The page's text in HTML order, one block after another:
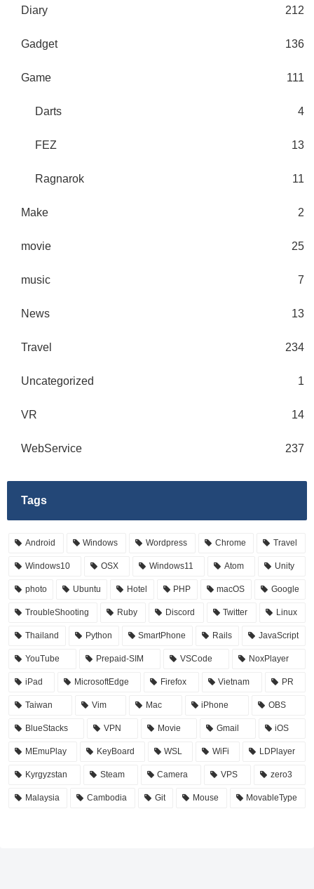
Diary 212
Gadget 136
Game 111
Darts 4
FEZ 13
Ragnarok 11
Make 2
movie 25
music 7
News 13
Travel 234
Uncategorized 1
VR 14
WebService 237
Tags
Android Windows Wordpress Chrome Travel
Windows10 OSX Windows11 Atom Unity
photo Ubuntu Hotel PHP macOS Google
TroubleShooting Ruby Discord Twitter Linux
Thailand Python SmartPhone Rails JavaScript
YouTube Prepaid-SIM VSCode NoxPlayer
iPad MicrosoftEdge Firefox Vietnam PR
Taiwan Vim Mac iPhone OBS
BlueStacks VPN Movie Gmail iOS
MEmuPlay KeyBoard WSL WiFi LDPlayer
Kyrgyzstan Steam Camera VPS zero3
Malaysia Cambodia Git Mouse MovableType